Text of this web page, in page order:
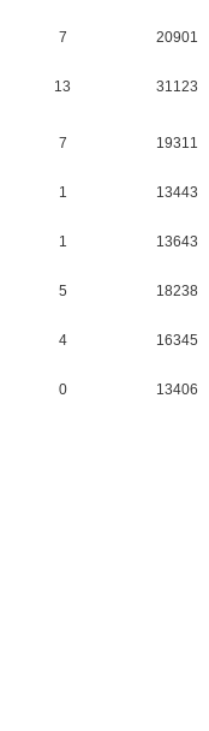
7 20901
13 31123
7 19311
1 13443
1 13643
5 18238
4 16345
0 13406